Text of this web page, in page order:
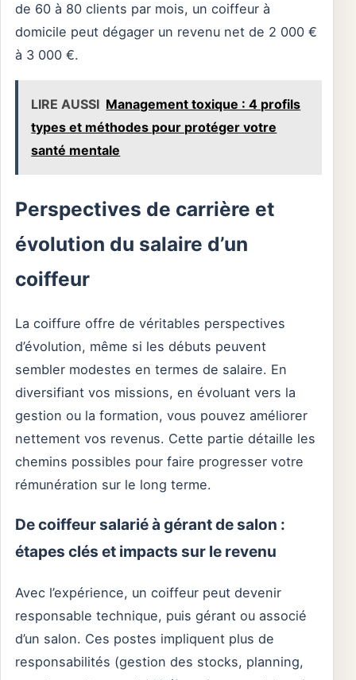
de 60 à 80 clients par mois, un coiffeur à
domicile peut dégager un revenu net de 2 000 €
à 3 000 €.
LIRE AUSSI Management toxique : 4 profils
types et méthodes pour protéger votre
santé mentale
Perspectives de carrière et
évolution du salaire d’un
coiffeur
La coiffure offre de véritables perspectives
d’évolution, même si les débuts peuvent
sembler modestes en termes de salaire. En
diversifiant vos missions, en évoluant vers la
gestion ou la formation, vous pouvez améliorer
nettement vos revenus. Cette partie détaille les
chemins possibles pour faire progresser votre
rémunération sur le long terme.
De coiffeur salarié à gérant de salon :
étapes clés et impacts sur le revenu
Avec l’expérience, un coiffeur peut devenir
responsable technique, puis gérant ou associé
d’un salon. Ces postes impliquent plus de
responsabilités (gestion des stocks, planning,